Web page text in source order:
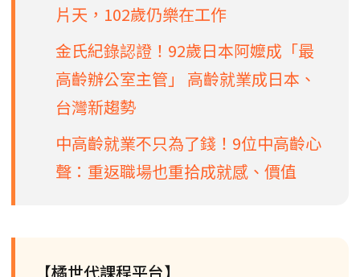
片天，102歲仍樂在工作
金氏紀錄認證！92歲日本阿嬤成「最
高齡辦公室主管」 高齡就業成日本、
台灣新趨勢
中高齡就業不只為了錢！9位中高齡心
聲：重返職場也重拾成就感、價值
【橘世代課程平台】